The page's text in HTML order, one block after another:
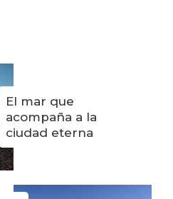
El mar que
acompaña a la
ciudad eterna